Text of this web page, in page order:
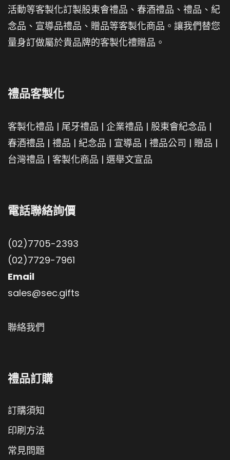
活動等客製化訂製股東會禮品、春酒禮品、禮品、紀
念品、宣導品禮品、贈品等客製化商品。讓我們替您
量身訂做屬於貴品牌的客製化禮贈品。
禮品客製化
客製化禮品 | 尾牙禮品 | 企業禮品 | 股東會紀念品 |
春酒禮品 | 禮品 | 紀念品 | 宣導品 | 禮品公司 | 贈品 |
台灣禮品 | 客製化商品 | 選舉文宣品
電話聯絡詢價
(02)7705-2393
(02)7729-7961
Email
sales@sec.gifts
聯絡我們
禮品訂購
訂購須知
印刷方法
常見問題